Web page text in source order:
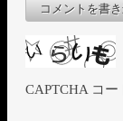
コメントを書
CAPTCHA コー